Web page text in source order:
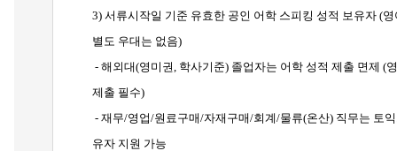
3)서류시작일 기준 유효한 공인 어학 스피킹 성적 보유자 (
별도 우대는 없음)
-해외대(영미권, 학사기준) 졸업자는 어학 성적 제출 면제 (
제출 필수)
-재무/영업/원료구매/자재구매/회계/물류(온산) 직무는 토
유자 지원 가능